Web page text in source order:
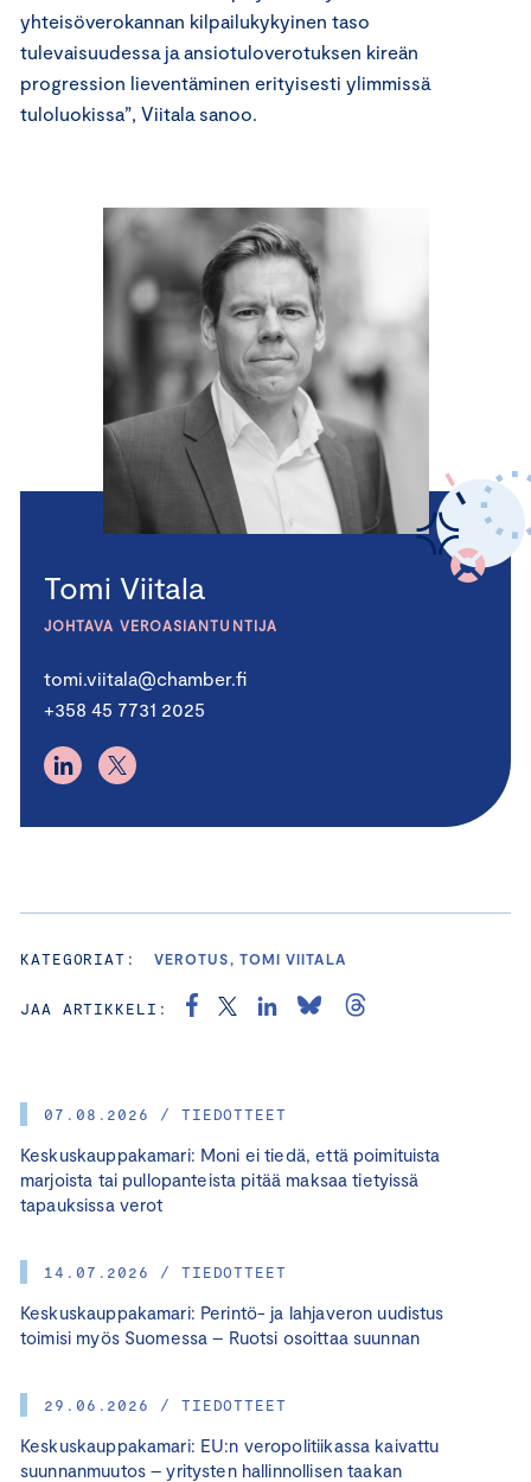
07.08.2026 / TIEDOTTEET
Keskuskauppakamari: Moni ei tiedä, että poimituista
marjoista tai pullopanteista pitää maksaa tietyissä
tapauksissa verot
14.07.2026 / TIEDOTTEET
Keskuskauppakamari: Perintö- ja lahjaveron uudistus
toimisi myös Suomessa – Ruotsi osoittaa suunnan
29.06.2026 / TIEDOTTEET
Keskuskauppakamari: EU:n veropolitiikassa kaivattu
suunnanmuutos – yritysten hallinnollisen taakan
yhteisöverokannan kilpailukykyinen taso
tulevaisuudessa ja ansiotuloverotuksen kireän
progression lieventäminen erityisesti ylimmissä
tuloluokissa”, Viitala sanoo.
Tomi Viitala
JOHTAVA VEROASIANTUNTIJA
tomi.viitala@chamber.fi
+358 45 7731 2025
KATEGORIAT: VEROTUS, TOMI VIITALA
JAA ARTIKKELI: